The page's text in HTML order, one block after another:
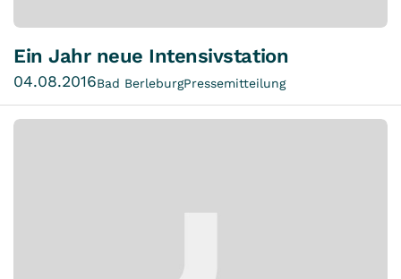
Ein Jahr neue Intensivstation
04.08.2016Bad BerleburgPressemitteilung